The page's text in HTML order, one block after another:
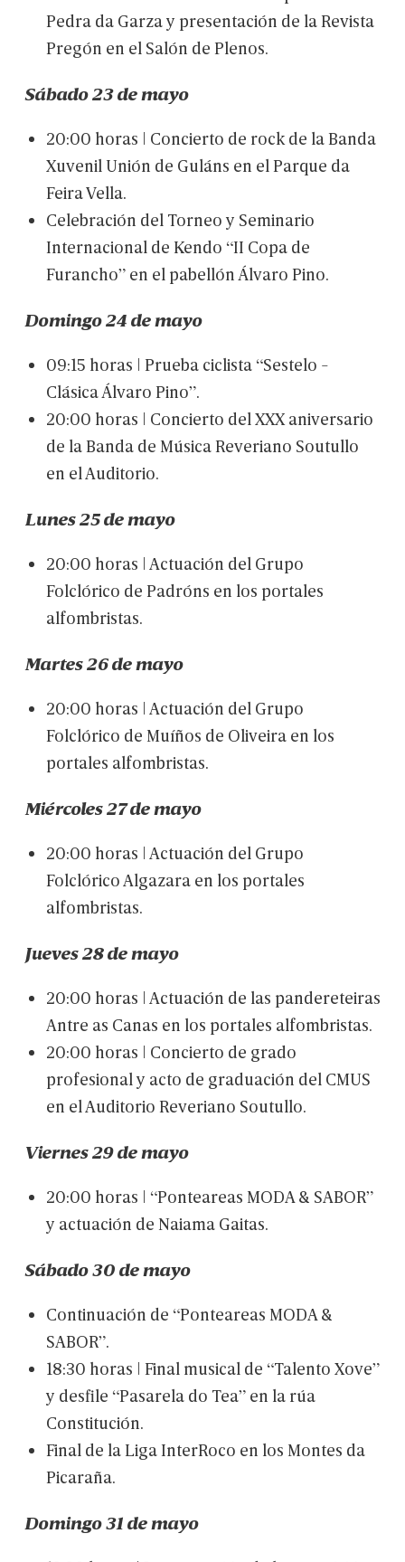
PedradaGarzay presentación de laRevista
Pregón en el Salón de Plenos.
Sábado23demayo
20:00 horas | Concierto de rockde laBanda
Xuvenil Unión de Guláns en el Parque da
FeiraVella.
Celebración del Torneo y Seminario
Internacional de Kendo “II Copade
Furancho”en el pabellón Álvaro Pino.
Domingo24demayo
09:15 horas | Pruebaciclista“Sestelo -
ClásicaÁlvaro Pino”.
20:00 horas | Concierto del XXXaniversario
de laBandade MúsicaReveriano Soutullo
en el Auditorio.
Lunes25demayo
20:00 horas | Actuación del Grupo
Folclórico de Padróns en los portales
alfombristas.
Martes26demayo
20:00 horas | Actuación del Grupo
Folclórico de Muíños de Oliveiraen los
portales alfombristas.
Miércoles27demayo
20:00 horas | Actuación del Grupo
Folclórico Algazaraen los portales
alfombristas.
Jueves28demayo
20:00 horas | Actuación de las pandereteiras
Antre as Canas en los portales alfombristas.
20:00 horas | Concierto de grado
profesional y acto de graduación del CMUS
en el Auditorio Reveriano Soutullo.
Viernes29demayo
20:00 horas | “Ponteareas MODA& SABOR”
y actuación de NaiamaGaitas.
Sábado30demayo
Continuación de “Ponteareas MODA&
SABOR”.
18:30 horas | Final musical de “Talento Xove”
y desfile “Pasarelado Tea”en larúa
Constitución.
Final de laLigaInterRoco en los Montes da
Picaraña.
Domingo31demayo